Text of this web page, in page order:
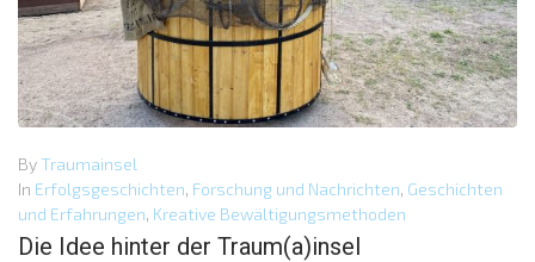
By Traumainsel
In Erfolgsgeschichten, Forschung und Nachrichten, Geschichten
und Erfahrungen, Kreative Bewältigungsmethoden
Die Idee hinter der Traum(a)insel